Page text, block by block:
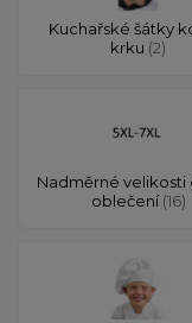
Kuchařské šátky
krku (2)
Nadměrné velikosti
oblečení(16)